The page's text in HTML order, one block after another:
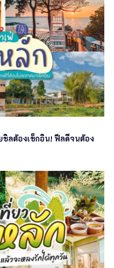
ลต้องเช็กอิน! ฟีลดีจนต้อง